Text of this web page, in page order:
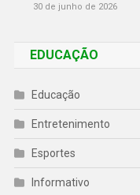
30 de junho de 2026
EDUCAÇÃO
Educação
Entretenimento
Esportes
Informativo